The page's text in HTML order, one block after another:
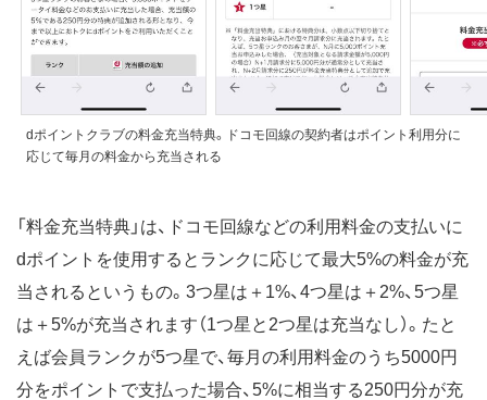
dポイントクラブの料金充当特典。ドコモ回線の契約者はポイント利用分に
応じて毎月の料金から充当される
「料金充当特典」は、ドコモ回線などの利用料金の支払いに
dポイントを使用するとランクに応じて最大5%の料金が充
当されるというもの。3つ星は＋1%、4つ星は＋2%、5つ星
は＋5%が充当されます（1つ星と2つ星は充当なし）。たと
えば会員ランクが5つ星で、毎月の利用料金のうち5000円
分をポイントで支払った場合、5%に相当する250円分が充